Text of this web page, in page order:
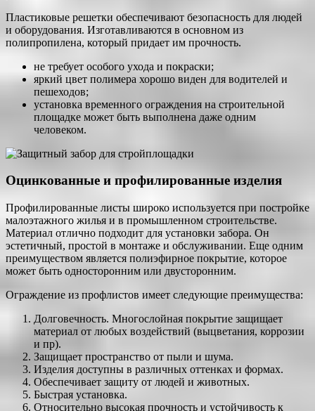
Пластиковые решетки обеспечивают безопасность для людей
и оборудования. Изготавливаются в основном из
полипропилена, который придает им прочность.
не требует особого ухода и покраски;
яркий цвет полимера хорошо виден для водителей и
пешеходов;
установка временного ограждения на строительной
площадке может быть выполнена даже одним
человеком.
Оцинкованные и профилированные изделия
Профилированные листы широко используется при постройке
малоэтажного жилья и в промышленном строительстве.
Материал отлично подходит для установки забора. Он
эстетичный, простой в монтаже и обслуживании. Еще одним
преимуществом является полиэфирное покрытие, которое
может быть односторонним или двусторонним.
Ограждение из профлистов имеет следующие преимущества:
Долговечность. Многослойная покрытие защищает
материал от любых воздействий (выцветания, коррозии
и пр).
Защищает пространство от пыли и шума.
Изделия доступны в различных оттенках и формах.
Обеспечивает защиту от людей и животных.
Быстрая установка.
Относительно высокая прочность и устойчивость к